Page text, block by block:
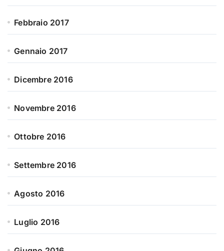
Febbraio 2017
Gennaio 2017
Dicembre 2016
Novembre 2016
Ottobre 2016
Settembre 2016
Agosto 2016
Luglio 2016